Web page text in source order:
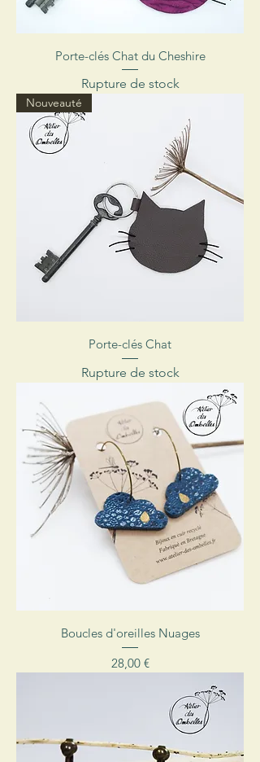
Porte-clés Chat du Cheshire
Rupture de stock
Nouveauté
Porte-clés Chat
Rupture de stock
Boucles d'oreilles Nuages
Prix
28,00 €